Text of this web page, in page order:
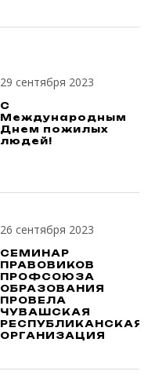
29 сентября 2023
С
Международным
Днем пожилых
людей!
26 сентября 2023
СЕМИНАР
ПРАВОВИКОВ
ПРОФСОЮЗА
ОБРАЗОВАНИЯ
ПРОВЕЛА
ЧУВАШСКАЯ
РЕСПУБЛИКАНСКАЯ
ОРГАНИЗАЦИЯ